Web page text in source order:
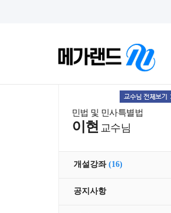
민법 및 민사특별법
이현 교수님
개설강좌 (16)
공지사항